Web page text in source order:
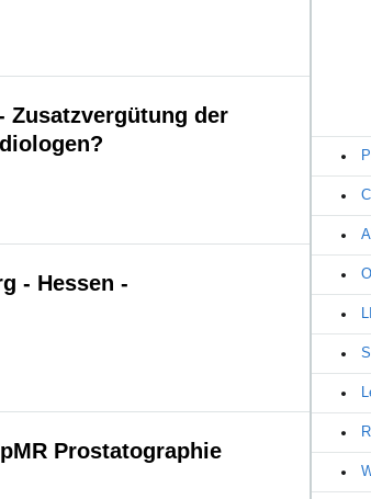
Zusatzvergütung der
- Hessen -
Prostatographie